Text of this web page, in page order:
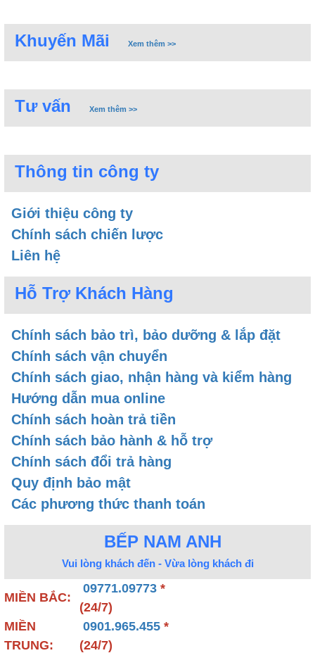
Máy xông hơi khô thiết kế gọn gàng, không chiếm
nhiều diện tích
3. Chất liệu
Máy xông hơi khô được làm bằng chất liệu Inox với
hoặc thép phủ sơn tĩnh điện với khả năng chống
bám bẩn, dễ dàng vệ sinh. Nhằm đảm bảo an toàn
cho người sử dụng, máy xông hơi khô thường
được bao bọc bởi khung gỗ bên ngoài máy.
Máy xông hơi khô được làm bằng chất liệu Inox
Khuyến Mãi Xem thêm >>
Tư vấn Xem thêm >>
Thông tin công ty
Giới thiệu công ty
Chính sách chiến lược
Liên hệ
Hỗ Trợ Khách Hàng
Chính sách bảo trì, bảo dưỡng & lắp đặt
Chính sách vận chuyển
Chính sách giao, nhận hàng và kiểm hàng
Hướng dẫn mua online
Chính sách hoàn trả tiền
Chính sách bảo hành & hỗ trợ
Chính sách đổi trả hàng
Quy định bảo mật
Các phương thức thanh toán
BẾP NAM ANH
Vui lòng khách đến - Vừa lòng khách đi
MIỀN BẮC:
09771.09773 *
(24/7)
MIỀN
TRUNG:
0901.965.455 *
(24/7)